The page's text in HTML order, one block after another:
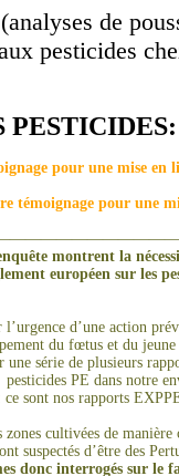
de
pesticides
pour une mise en
témoignage pour une
montrent la
européen sur les
d’une action
du fœtus et du
série de plusieurs
PE dans notre
sont nos rapports
zones cultivées de
suspectés d’être des
donc interrogés sur le